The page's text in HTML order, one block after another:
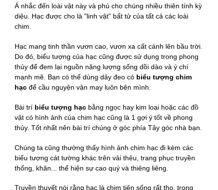
Á nhắc đến loài vật này và phú cho chúng nhiều thiên tính kỳ
diệu. Hạc được cho là "linh vật" bất tử của tất cả các loài
chim.
Hạc mang tinh thần vươn cao, vươn xa cất cánh lên bầu trời.
Do đó, biểu tượng của hạc cũng được sử dụng trong phong
thủy để đem lại nguồn năng lượng sống dồi dào và ý chí
mạnh mẽ. Bạn có thể dùng dây đeo có biểu tượng chim
hạc để cầu nguyện vận may luôn bên mình.
Bài trí biểu tượng hạc bằng ngọc hay kim loại hoặc các đồ
vật có hình ảnh của chim hạc cũng là 1 gợi ý tốt về phong
thủy. Tốt nhất nên bài trí chúng ở góc phía Tây góc nhà bạn.
Chúng ta cũng thường thấy hình ảnh chim hạc đi kèm các
biểu tượng cát tường khác trên vải thêu, trang phục truyền
thống, khăn... thể hiện sự cao quý và thiêng liêng.
Truyền thuyết nói rằng hạc là chim tiên sống rất thọ, trong